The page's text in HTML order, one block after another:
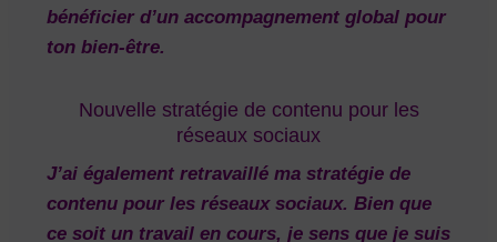
bénéficier d’un accompagnement global pour
ton bien-être.
Nouvelle stratégie de contenu pour les
réseaux sociaux
J’ai également retravaillé ma stratégie de
contenu pour les réseaux sociaux. Bien que
ce soit un travail en cours, je sens que je suis